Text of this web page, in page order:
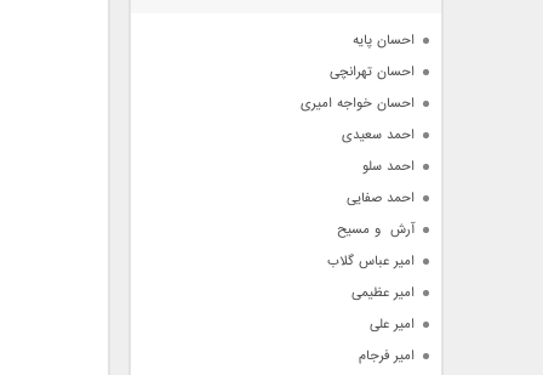
احسان پایه
احسان تهرانچی
احسان خواجه امیری
احمد سعیدی
احمد سلو
احمد صفایی
آرش  و مسیح
امیر عباس گلاب
امیر عظیمی
امیر علی
امیر فرجام